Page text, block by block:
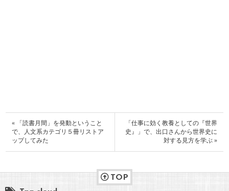
« 「読書月間」を発動ということ
で、人文系カテゴリ５冊リストア
ップしてみた
「仕事に効く教養としての『世界
史』」で、出口さんから世界史に
対する見方を学ぶ »
TOP